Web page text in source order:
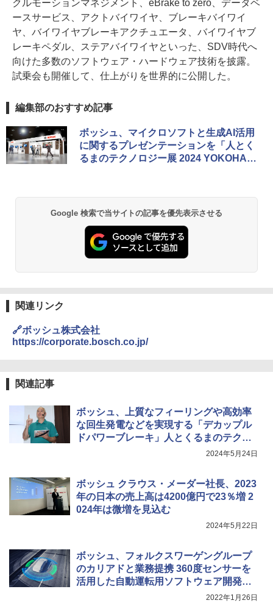
クルモーションマネジメント、eBrake to zero、データベ
ースサービス、アクトバイワイヤ、ブレーキバイワイ
ヤ、バイワイヤブレーキアクチュエータ、バイワイヤブ
レーキペダル、ステアバイワイヤといった、SDV時代へ
向けた多数のソフトウェア・ハードウェア技術を披露。
試乗会も開催して、仕上がりを世界的に公開した。
編集部のおすすめ記事
ボッシュ、マイクロソフトと生成AI活用
に関するプレゼンテーションを「人とく
るまのテクノロジー展 2024 YOKOHAM
Google 検索で当サイトの記事を優先表示させる
関連リンク
🔗ボッシュ株式会社
https://corporate.bosch.co.jp/
関連記事
ボッシュ、上質なフィーリングや高効率
な回生発電などを実現する「デカップル
ドパワーブレーキ」人とくるまのテクノ
ロジー展 2024 横浜で日本初公開2024年5月24日
ボッシュ クラウス・メーダー社長、2023
年の日本の売上高は4200億円で23％増 2
024年は微増を見込む
2024年5月22日
ボッシュ、フォルクスワーゲングループ
のカリアドと業務提携 360度センサーを
活用した自動運転用ソフトウェア開発を
2022年1月26日